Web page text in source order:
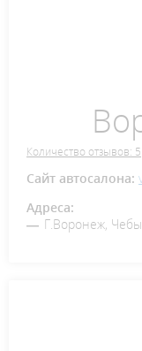
Количество отзывов: 5
Сайт автосалона:
Адреса:
Г.Воронеж,